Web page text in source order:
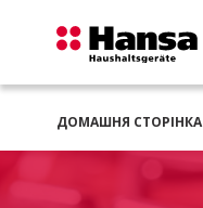
ДОМАШНЯ СТОРІНКА